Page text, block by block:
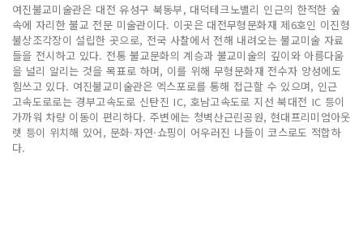
여진불교미술관은 대전 유성구 북동부, 대덕테크노밸리 인근의 한적한 숲
속에 자리한 불교 전문 미술관이다. 이곳은 대전무형문화재 제6호인 이진형
불상조각장이 설립한 곳으로, 전국 사찰에서 전해 내려오는 불교미술 자료
들을 전시하고 있다. 전통 불교문화의 계승과 불교미술의 깊이와 아름다움
을 널리 알리는 것을 목표로 하며, 이를 위해 무형문화재 전수자 양성에도
힘쓰고 있다. 여진불교미술관은 엑스포로를 통해 접근할 수 있으며, 인근
고속도로로는 경부고속도로 신탄진 IC, 호남고속도로 지선 북대전 IC 등이
가까워 차량 이동이 편리하다. 주변에는 청벽산근린공원, 현대프리미엄아웃
렛 등이 위치해 있어, 문화·자연·쇼핑이 어우러진 나들이 코스로도 적합하
다.